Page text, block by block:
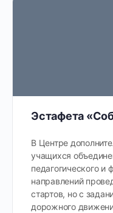
Эстафета
В Центре
учащихся
педагогического и
направлений
стартов, но с
дорожного